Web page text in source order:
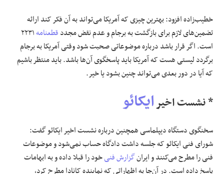
خطیب‌زاده افزود: بهترین چیزی که آمریکا می‌تواند به آن فکر کند ارائه
تضمین‌های لازم برای بازگشت به برجام و عدم نقض مجددقطعنامه۲۲۳۱
است. اگر قرار باشد درباره موضوعاتی صحبت شود وقتی آمریکا به برجام
برگردد لیستی هست که آمریکا باید پاسخگوی آن‌ها باشد. باید منتظر باشیم
که آیا در دور بعدی می‌تواند چنین بشود یا خیر.
* نشست اخیرایکائو
سخنگوی دستگاه دیپلماسی همچنین درباره نشست اخیر ایکائو گفت:
شورای فنی ایکائو که جلسه داشت دادگاه حساب نمی‌شود و موضوعات
فنی را مطرح می‌کنند و ایرانگزارش فنیخود را قبلا داده و به ابهامات
پاسخ داده است. در آن‌جا به اظهاراتی که نماینده کانادا مطرح کرد،